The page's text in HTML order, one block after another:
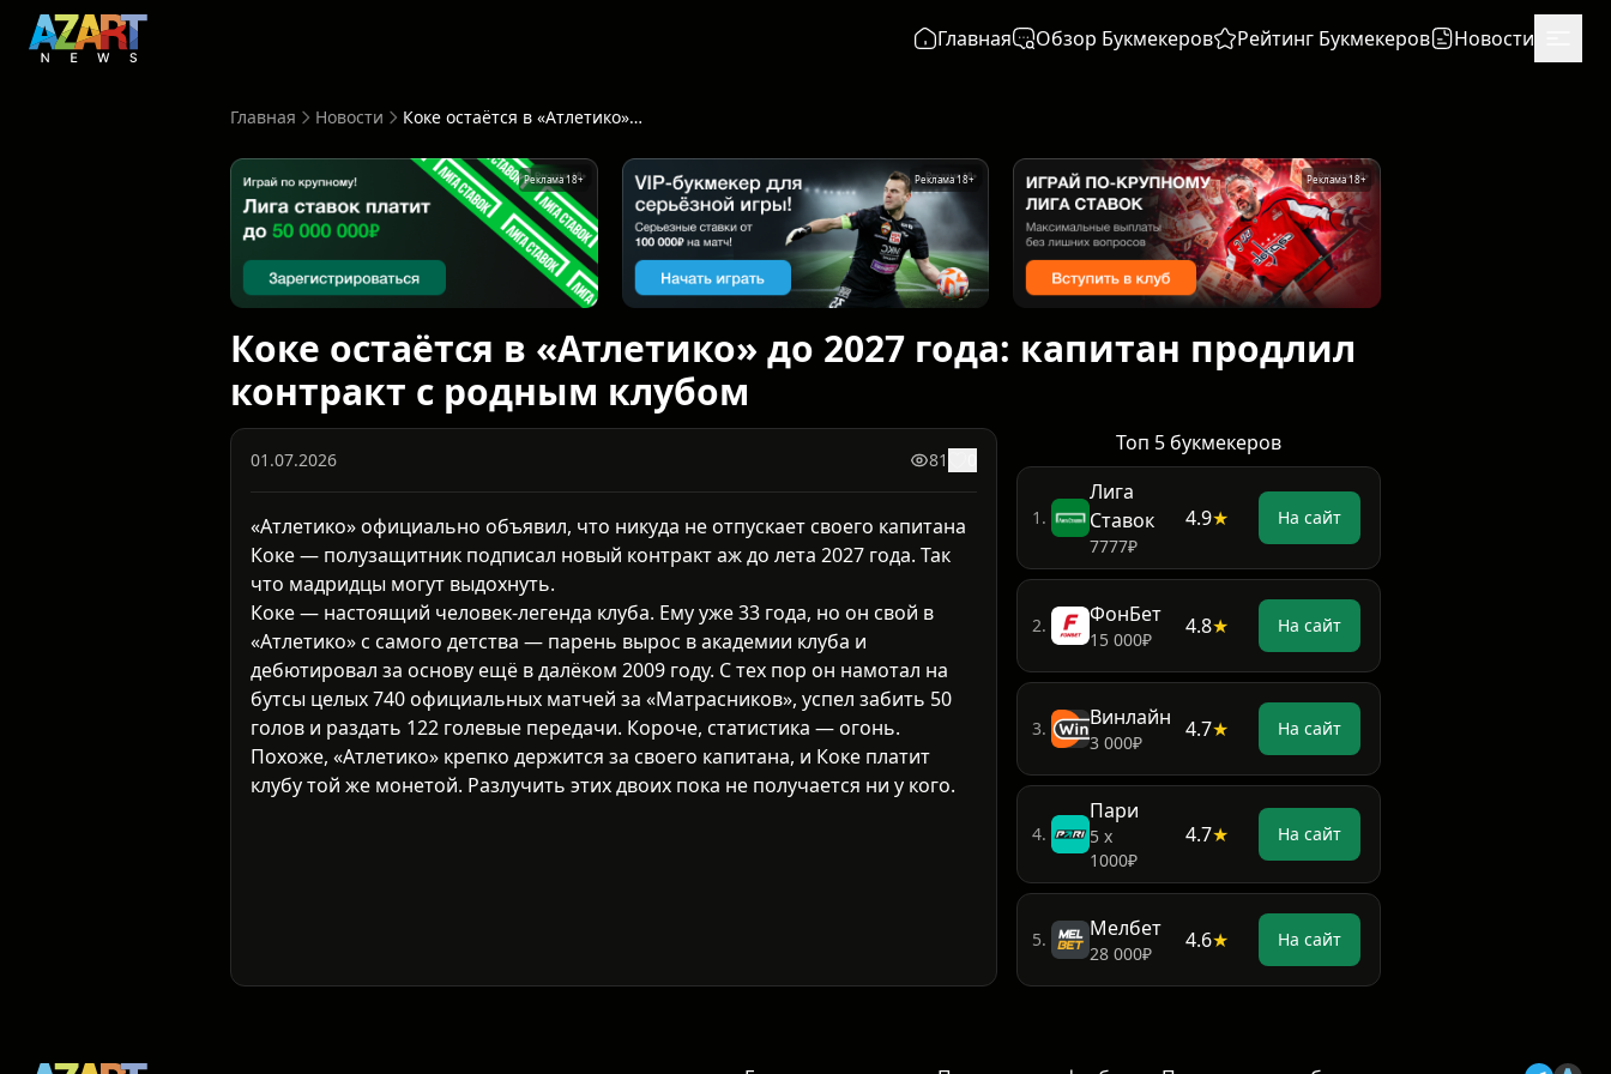
Главная Обзор Букмекеров Рейтинг Букмекеров Новости
Главная Новости Коке остаётся в «Атлетико» до 2027 года: капитан продлил контракт с родным клубом
Реклама 18+ Реклама 18+ Реклама 18+
Коке остаётся в «Атлетико» до 2027 года: капитан продлил
контракт с родным клубом
01.07.2026 81
«Атлетико» официально объявил, что никуда не отпускает своего капитана
Коке — полузащитник подписал новый контракт аж до лета 2027 года. Так
что мадридцы могут выдохнуть.
Коке — настоящий человек-легенда клуба. Ему уже 33 года, но он свой в
«Атлетико» с самого детства — парень вырос в академии клуба и
дебютировал за основу ещё в далёком 2009 году. С тех пор он намотал на
бутсы целых 740 официальных матчей за «Матрасников», успел забить 50
голов и раздать 122 голевые передачи. Короче, статистика — огонь.
Похоже, «Атлетико» крепко держится за своего капитана, и Коке платит
клубу той же монетой. Разлучить этих двоих пока не получается ни у кого.
Топ 5 букмекеров
1.
Лига
Ставок
7777₽
4.9★ На сайт
2. ФонБет
15 000₽
4.8★ На сайт
3. Винлайн
3 000₽
4.7★ На сайт
4.
Пари
5 х
1000₽
4.7★ На сайт
5. Мелбет
28 000₽
4.6★ На сайт